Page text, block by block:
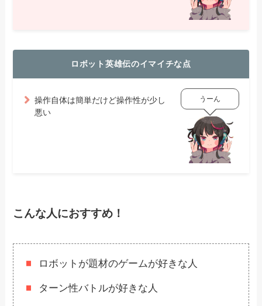
ロボット英雄伝のイマイチな点
操作自体は簡単だけど操作性が少し
悪い
うーん
こんな人におすすめ！
ロボットが題材のゲームが好きな人
ターン性バトルが好きな人